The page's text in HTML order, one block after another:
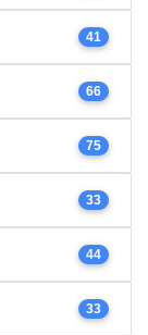
41
66
75
33
44
33